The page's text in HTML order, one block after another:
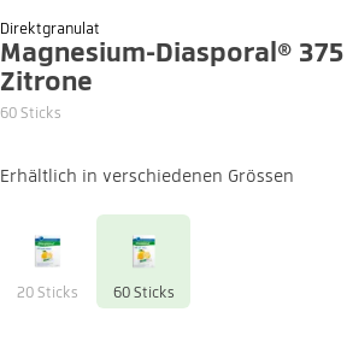
Direktgranulat
Magnesium-Diasporal®
Zitrone
60 Sticks
Erhältlich in verschiedenen Grössen
20 Sticks 60 Sticks